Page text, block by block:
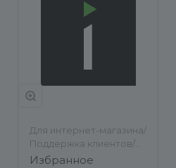
Для интернет-магазина/
Поддержка клиентов/
Другое/Другое
Избранное